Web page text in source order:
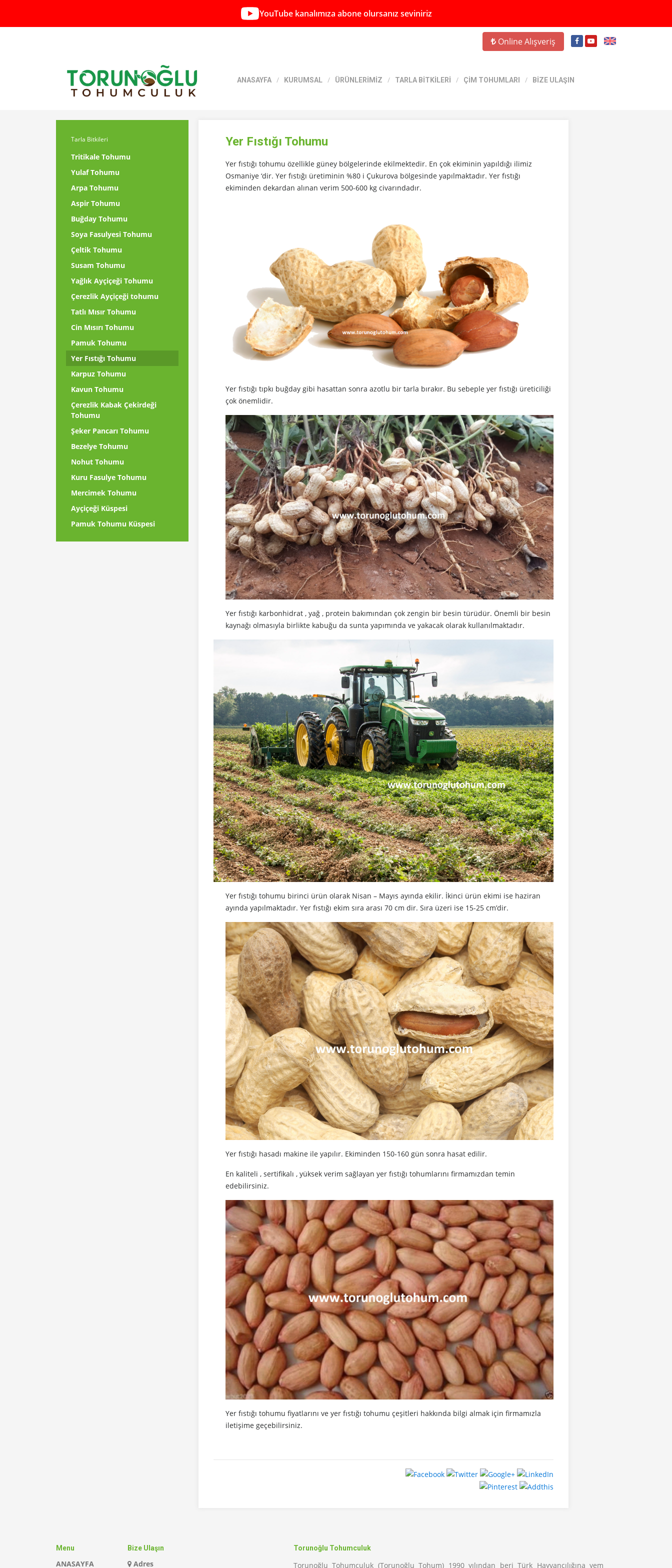
YouTube kanalımıza abone olursanız seviniriz
Online Alışveriş
ANASAYFA KURUMSAL ÜRÜNLERİMİZ TARLA BİTKİLERİ ÇİM TOHUMLARI BİZE ULAŞIN
Tarla Bitkileri
Tritikale Tohumu
Yulaf Tohumu
Arpa Tohumu
Aspir Tohumu
Buğday Tohumu
Soya Fasulyesi Tohumu
Çeltik Tohumu
Susam Tohumu
Yağlık Ayçiçeği Tohumu
Çerezlik Ayçiçeği tohumu
Tatlı Mısır Tohumu
Cin Mısırı Tohumu
Pamuk Tohumu
Yer Fıstığı Tohumu
Karpuz Tohumu
Kavun Tohumu
Çerezlik Kabak Çekirdeği
Tohumu
Şeker Pancarı Tohumu
Bezelye Tohumu
Nohut Tohumu
Kuru Fasulye Tohumu
Mercimek Tohumu
Ayçiçeği Küspesi
Pamuk Tohumu Küspesi
Yer Fıstığı Tohumu
Yer fıstığı tohumu özellikle güney bölgelerinde ekilmektedir. En çok ekiminin yapıldığı ilimiz
Osmaniye ‘dir. Yer fıstığı üretiminin %80 i Çukurova bölgesinde yapılmaktadır. Yer fıstığı
ekiminden dekardan alınan verim 500-600 kg civarındadır.
Yer fıstığı tıpkı buğday gibi hasattan sonra azotlu bir tarla bırakır. Bu sebeple yer fıstığı üreticiliği
çok önemlidir.
Yer fıstığı karbonhidrat , yağ , protein bakımından çok zengin bir besin türüdür. Önemli bir besin
kaynağı olmasıyla birlikte kabuğu da sunta yapımında ve yakacak olarak kullanılmaktadır.
Yer fıstığı tohumu birinci ürün olarak Nisan – Mayıs ayında ekilir. İkinci ürün ekimi ise haziran
ayında yapılmaktadır. Yer fıstığı ekim sıra arası 70 cm dir. Sıra üzeri ise 15-25 cm’dir.
Yer fıstığı hasadı makine ile yapılır. Ekiminden 150-160 gün sonra hasat edilir.
En kaliteli , sertifikalı , yüksek verim sağlayan yer fıstığı tohumlarını firmamızdan temin
edebilirsiniz.
Yer fıstığı tohumu fiyatlarını ve yer fıstığı tohumu çeşitleri hakkında bilgi almak için firmamızla
iletişime geçebilirsiniz.
Menu
ANASAYFA
Bize Ulaşın
Adres
Torunoğlu Tohumculuk
Torunoğlu Tohumculuk (Torunoğlu Tohum) 1990 yılından beri Türk Hayvancılığına yem